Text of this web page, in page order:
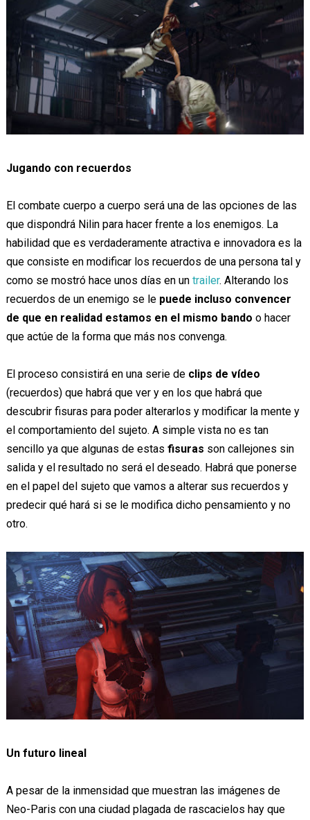
Jugando con recuerdos
El combate cuerpo a cuerpo será una de las opciones de las
que dispondrá Nilin para hacer frente a los enemigos. La
habilidad que es verdaderamente atractiva e innovadora es la
que consiste en modificar los recuerdos de una persona tal y
como se mostró hace unos días en un trailer. Alterando los
recuerdos de un enemigo se le puede incluso convencer
de que en realidad estamos en el mismo bando o hacer
que actúe de la forma que más nos convenga.
El proceso consistirá en una serie de clips de vídeo
(recuerdos) que habrá que ver y en los que habrá que
descubrir fisuras para poder alterarlos y modificar la mente y
el comportamiento del sujeto. A simple vista no es tan
sencillo ya que algunas de estas fisuras son callejones sin
salida y el resultado no será el deseado. Habrá que ponerse
en el papel del sujeto que vamos a alterar sus recuerdos y
predecir qué hará si se le modifica dicho pensamiento y no
otro.
Un futuro lineal
A pesar de la inmensidad que muestran las imágenes de
Neo-Paris con una ciudad plagada de rascacielos hay que